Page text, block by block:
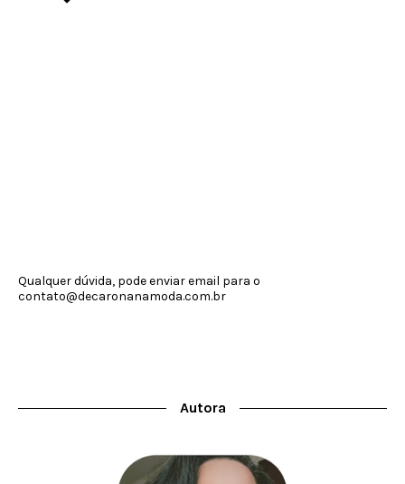
Qualquer dúvida, pode enviar email para o
contato@decaronanamoda.com.br
Autora